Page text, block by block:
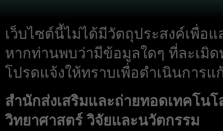
เว็บไซต์นี้ไม่ได้มีวัตถุประสงค์เพื่อแ
หากท่านพบว่ามีข้อมูลใดๆ ที่ละเมิ
โปรดแจ้งให้ทราบเพื่อดำเนินการ
สำนักส่งเสริมและถ่ายทอดเทคโน
วิทยาศาสตร์ วิจัยและนวัตกรรม